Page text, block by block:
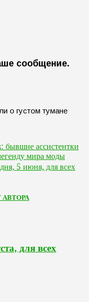
сообщение.
бывшие ассистентки
мира моды
5 июня, для всех
для всех